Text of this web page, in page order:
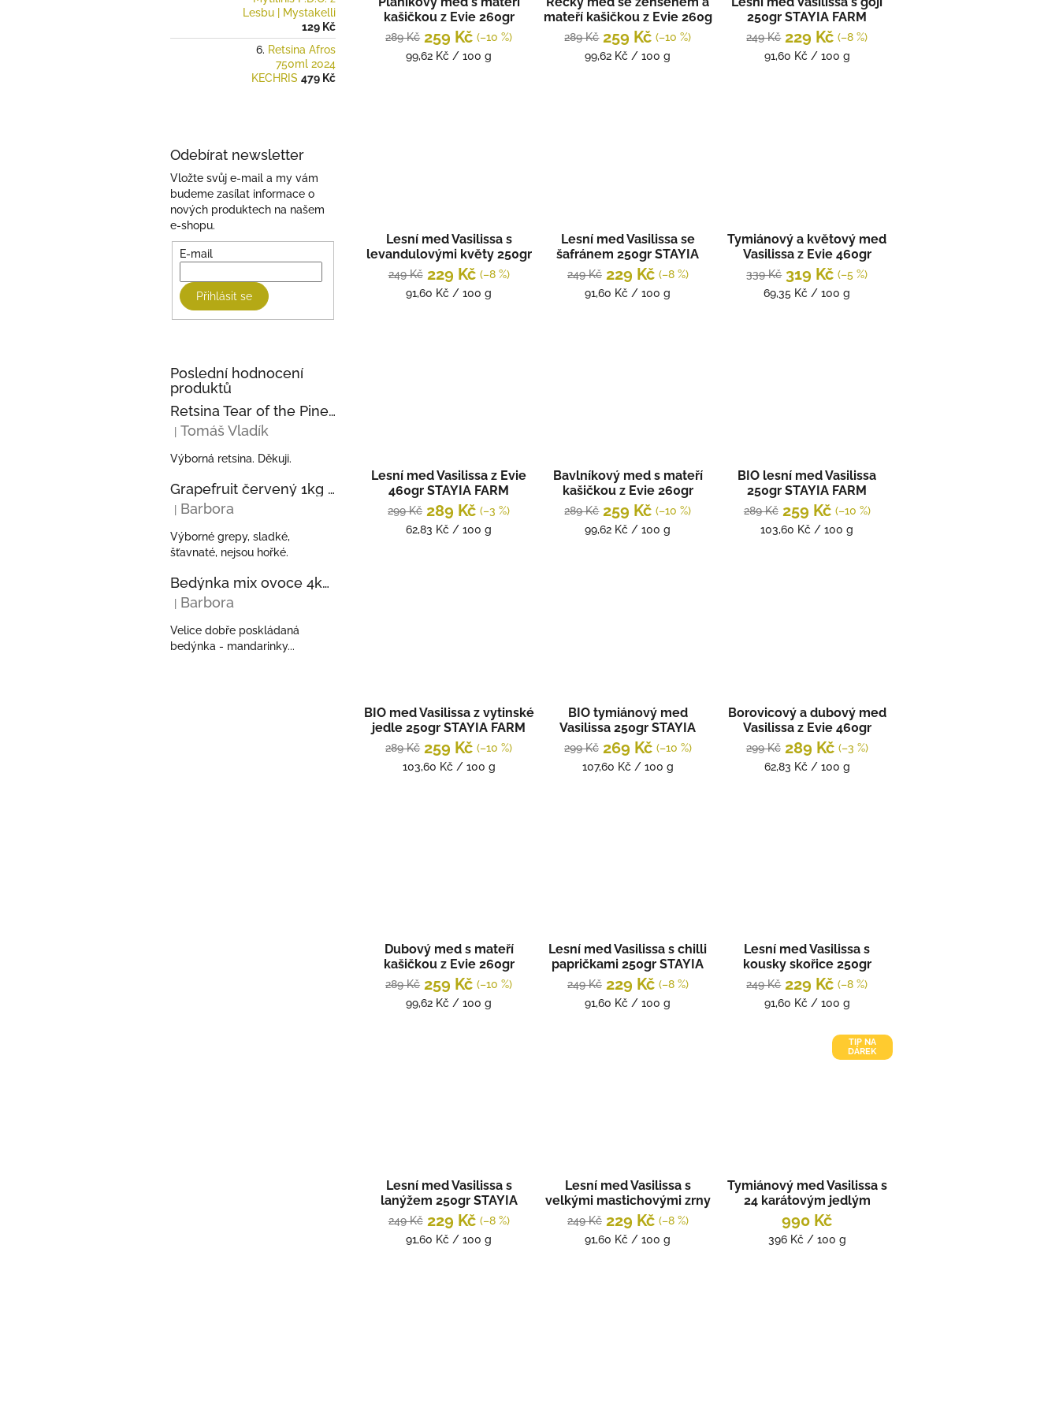
Lesbu | Mystakelli
129 Kč
Retsina Afros
750ml 2024
KECHRIS 479 Kč
Odebírat newsletter
Vložte svůj e-mail a my vám
budeme zasílat informace o
nových produktech na našem
e-shopu.
E-mail
Přihlásit se
Poslední hodnocení
produktů
Retsina Tear of the Pine 750ml 2023 KECHRIS
Hodnocení produktu je 5 z 5 hvězdiček.
Tomáš Vladík
Výborná retsina. Děkuji.
Grapefruit červený 1kg z Řecka
Hodnocení produktu je 5 z 5 hvězdiček.
Barbora
Výborné grepy, sladké,
šťavnaté, nejsou hořké.
Bedýnka mix ovoce 4kg - pomeranče, mandarinky, kiwi, avokáda z Řecka
Hodnocení produktu je 5 z 5 hvězdiček.
Barbora
Velice dobře poskládaná
bedýnka - mandarinky...
kašičkou z Evie 260gr
STAYIA FARM
289 Kč 259 Kč (–10 %)
Měrná
99,62 Kč / 100 g
mateří kašičkou z Evie 260g
STAYIA FARM
289 Kč 259 Kč (–10 %)
Měrná
99,62 Kč / 100 g
250gr STAYIA FARM
249 Kč 229 Kč (–8 %)
Měrná
91,60 Kč / 100 g
Lesní med Vasilissa s
levandulovými květy 250gr
STAYIA FARM
249 Kč 229 Kč (–8 %)
Měrná
91,60 Kč / 100 g
Lesní med Vasilissa se
šafránem 250gr STAYIA
FARM
249 Kč 229 Kč (–8 %)
Měrná
91,60 Kč / 100 g
Tymiánový a květový med
Vasilissa z Evie 460gr
STAYIA FARM
339 Kč 319 Kč (–5 %)
Měrná
69,35 Kč / 100 g
Lesní med Vasilissa z Evie
460gr STAYIA FARM
299 Kč 289 Kč (–3 %)
Měrná
62,83 Kč / 100 g
Bavlníkový med s mateří
kašičkou z Evie 260gr
STAYIA FARM
289 Kč 259 Kč (–10 %)
Měrná
99,62 Kč / 100 g
BIO lesní med Vasilissa
250gr STAYIA FARM
289 Kč 259 Kč (–10 %)
Měrná
103,60 Kč / 100 g
BIO med Vasilissa z vytinské
jedle 250gr STAYIA FARM
289 Kč 259 Kč (–10 %)
Měrná
103,60 Kč / 100 g
BIO tymiánový med
Vasilissa 250gr STAYIA
FARM
299 Kč 269 Kč (–10 %)
Měrná
107,60 Kč / 100 g
Borovicový a dubový med
Vasilissa z Evie 460gr
STAYIA FARM
299 Kč 289 Kč (–3 %)
Měrná
62,83 Kč / 100 g
Dubový med s mateří
kašičkou z Evie 260gr
STAYIA FARM
289 Kč 259 Kč (–10 %)
Měrná
99,62 Kč / 100 g
Lesní med Vasilissa s chilli
papričkami 250gr STAYIA
FARM
249 Kč 229 Kč (–8 %)
Měrná
91,60 Kč / 100 g
Lesní med Vasilissa s
kousky skořice 250gr
STAYIA FARM
249 Kč 229 Kč (–8 %)
Měrná
91,60 Kč / 100 g
Lesní med Vasilissa s
lanýžem 250gr STAYIA
FARM
249 Kč 229 Kč (–8 %)
Měrná
91,60 Kč / 100 g
Lesní med Vasilissa s
velkými mastichovými zrny
250gr STAYIA FARM
249 Kč 229 Kč (–8 %)
Měrná
91,60 Kč / 100 g
TIP NA
DÁREK
Tymiánový med Vasilissa s
24 karátovým jedlým
zlatem 250g STAYIA FARM
990 Kč
Měrná
396 Kč / 100 g